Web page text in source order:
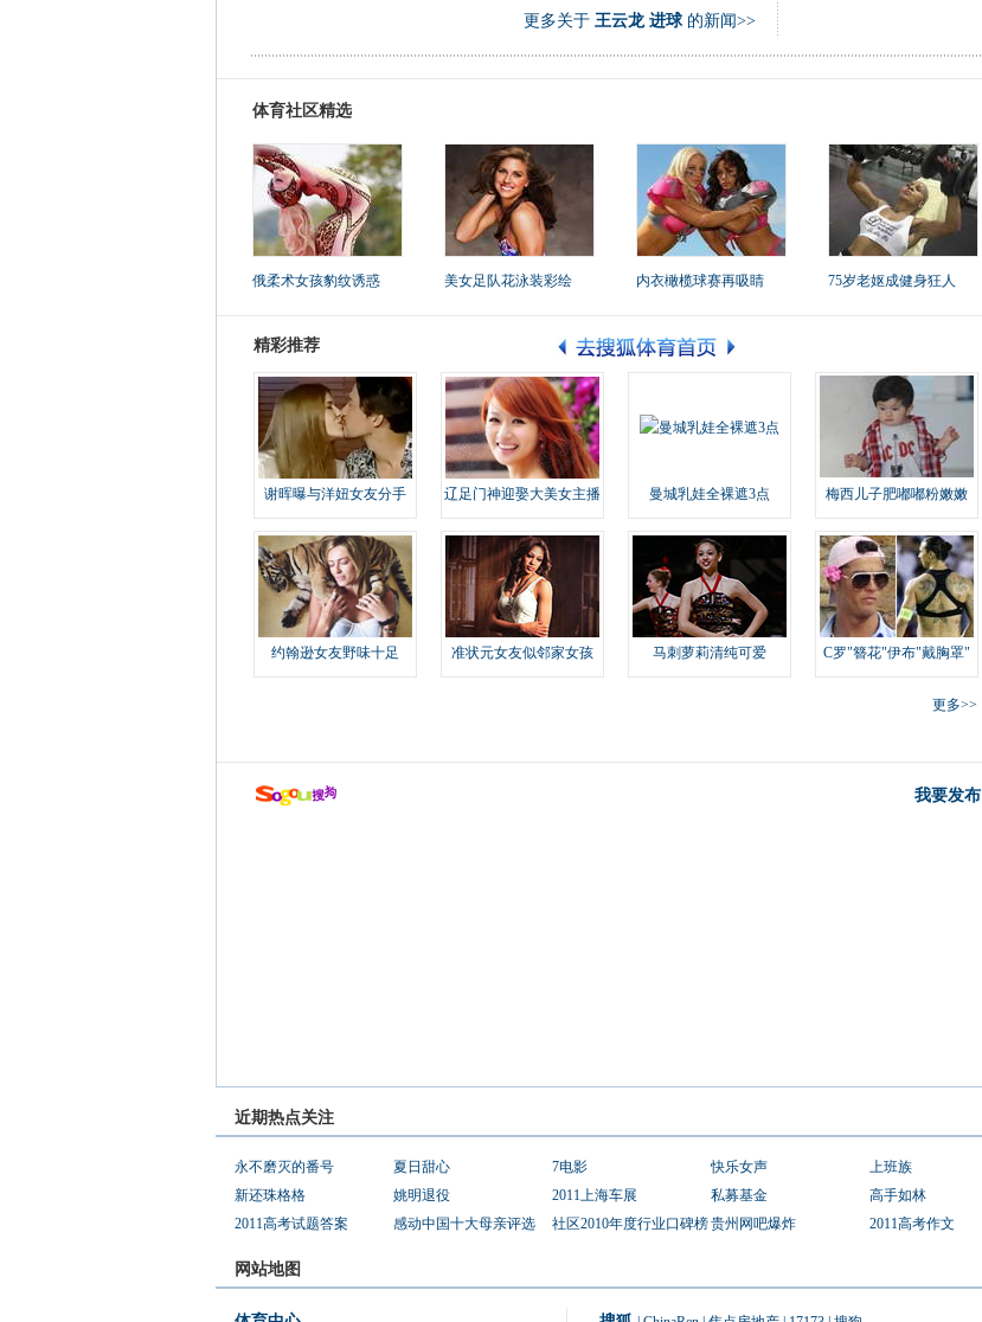
更多关于 王云龙 进球的新闻>>
体育社区精选
俄柔术女孩豹纹诱惑 美女足队花泳装彩绘 内衣橄榄球赛再吸睛 75岁老妪成健身狂人
精彩推荐
谢晖曝与洋妞女友分手 辽足门神迎娶大美女主播 曼城乳娃全裸遮3点 梅西儿子肥嘟嘟粉嫩嫩
约翰逊女友野味十足 准状元女友似邻家女孩 马刺萝莉清纯可爱 C罗"簪花"伊布"戴胸罩"
更多>>
我要发布
近期热点关注
永不磨灭的番号 夏日甜心 7电影 快乐女声 上班族
新还珠格格
姚明退役 2011上海车展 私募基金 高手如林
2011高考试题答案
感动中国十大母亲评选 社区2010年度行业口碑榜贵州网吧爆炸 2011高考作文
网站地图